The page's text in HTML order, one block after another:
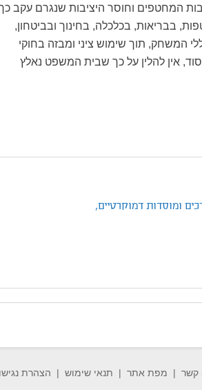
המחטפים וחוסר היציבות שנגרם עקב
בבריאות, בכלכלה, בחינוך ובביטחון,
המשחק, תוך שימוש ציני ומבזה בחוקי
אין להלין על כך שבית המשפט נאלץ
ומוסדות דמוקרטיים,
קשר מפת אתר תנאי שימוש הצהרת